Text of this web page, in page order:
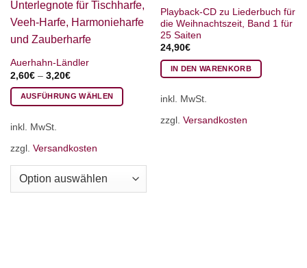
Auerhahn-Ländler
2,60€– 3,20€
AUSFÜHRUNG WÄHLEN
Produkt
mehrere
auf.
inkl. MwSt.
zzgl. Versandkosten
Playback-CD zu Liederbuch für
die Weihnachtszeit, Band 1 für
25 Saiten
24,90€
IN DEN WARENKORB
inkl. MwSt.
zzgl. Versandkosten